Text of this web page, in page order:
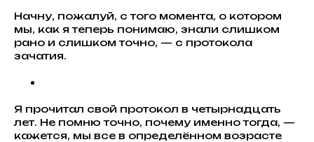
Начну, пожалуй, с того момента, о котором
мы, как я теперь понимаю, знали слишком
рано и слишком точно, — с протокола
зачатия.
Я прочитал свой протокол в четырнадцать
лет. Не помню точно, почему именно тогда, —
кажется, мы все в определённом возрасте